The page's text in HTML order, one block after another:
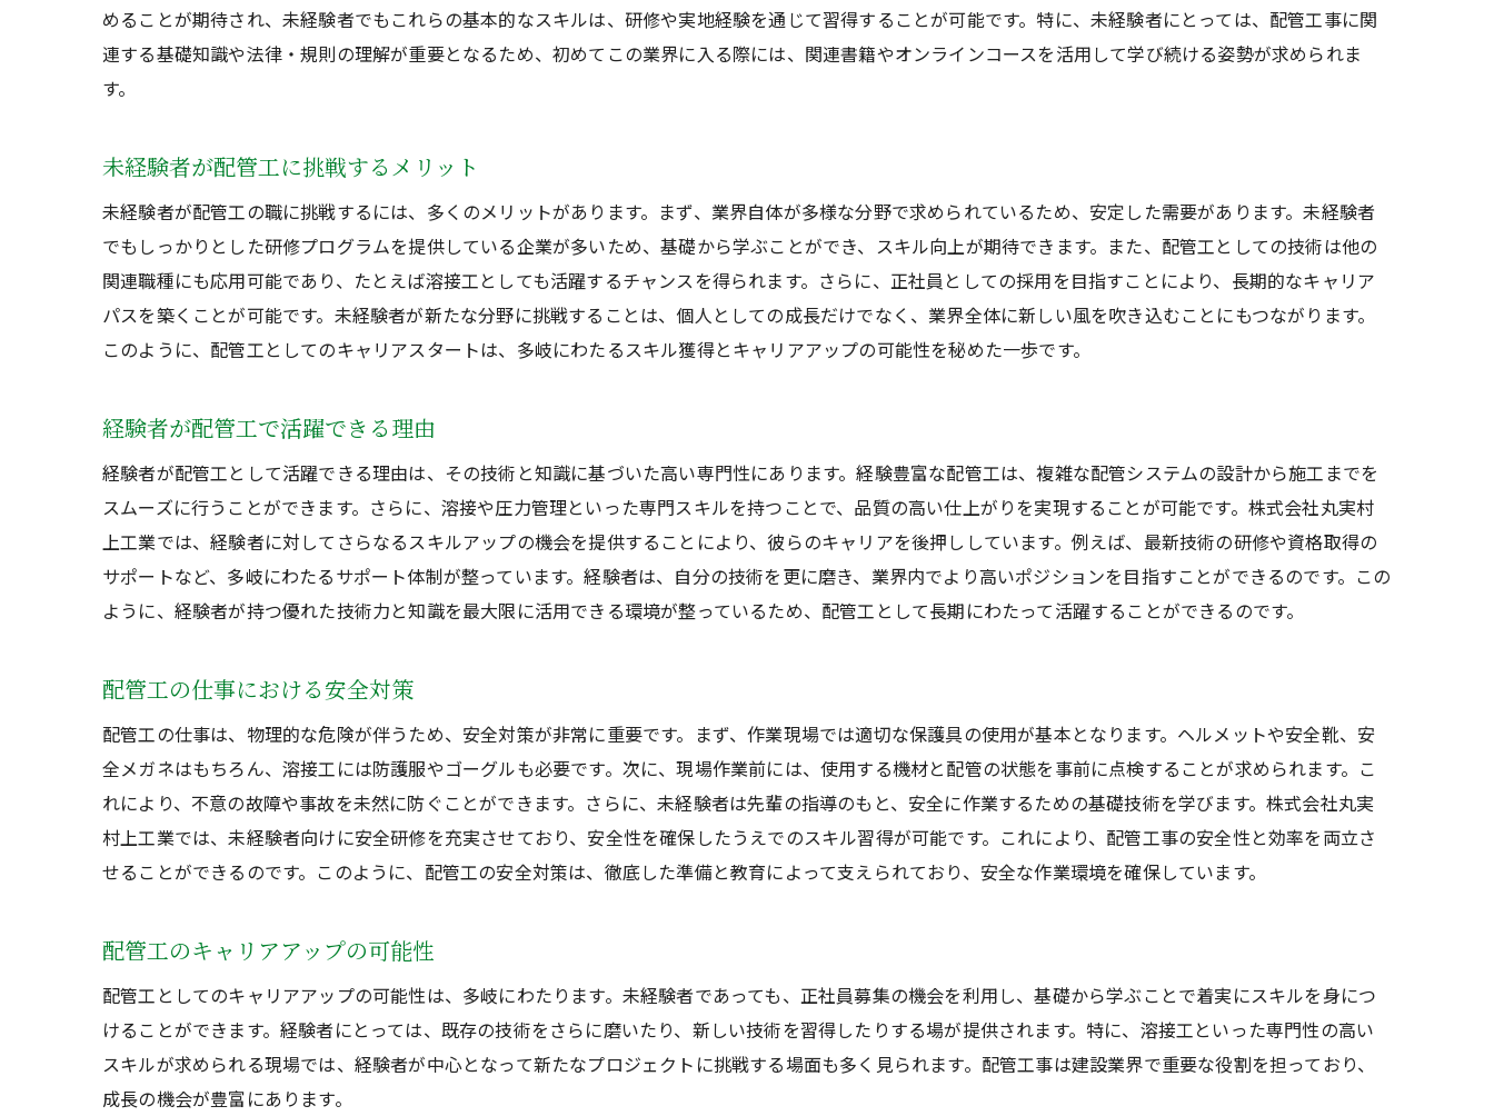
丸実村上工業でのキャリアパスを描く
未経験者歓迎！配管工のお仕事の魅力とは？
配管工としての成長の機会
配管工の仕事に必要な心構え
未経験者が配管工で成功するためのヒント
経験者のスキルを活かせる職場環境をご紹介
経験者が求める職場の特徴
経験者に適したチャレンジと役割
スキルアップをサポートする環境
経験者が丸実村上工業を選ぶ理由
研修制度が充実した配管工のキャリアパス
研修を通じて得られるスキルと知識
配管工としての成長を促すサポート
継続的な学びとキャリア形成
未経験からプロへ！配管工のスキルを一から学ぶ
基礎から応用までの学びのプロセス
未経験者がスキルを身につける方法
プロとしての自信を養うステージ
めることが期待され、未経験者でもこれらの基本的なスキルは、研修や実地経験を通じて習得することが可能です。特に、未経験者にとっては、配管工事に関
連する基礎知識や法律・規則の理解が重要となるため、初めてこの業界に入る際には、関連書籍やオンラインコースを活用して学び続ける姿勢が求められま
す。
未経験者が配管工に挑戦するメリット
未経験者が配管工の職に挑戦するには、多くのメリットがあります。まず、業界自体が多様な分野で求められているため、安定した需要があります。未経験者
でもしっかりとした研修プログラムを提供している企業が多いため、基礎から学ぶことができ、スキル向上が期待できます。また、配管工としての技術は他の
関連職種にも応用可能であり、たとえば溶接工としても活躍するチャンスを得られます。さらに、正社員としての採用を目指すことにより、長期的なキャリア
パスを築くことが可能です。未経験者が新たな分野に挑戦することは、個人としての成長だけでなく、業界全体に新しい風を吹き込むことにもつながります。
このように、配管工としてのキャリアスタートは、多岐にわたるスキル獲得とキャリアアップの可能性を秘めた一歩です。
経験者が配管工で活躍できる理由
経験者が配管工として活躍できる理由は、その技術と知識に基づいた高い専門性にあります。経験豊富な配管工は、複雑な配管システムの設計から施工までを
スムーズに行うことができます。さらに、溶接や圧力管理といった専門スキルを持つことで、品質の高い仕上がりを実現することが可能です。株式会社丸実村
上工業では、経験者に対してさらなるスキルアップの機会を提供することにより、彼らのキャリアを後押ししています。例えば、最新技術の研修や資格取得の
サポートなど、多岐にわたるサポート体制が整っています。経験者は、自分の技術を更に磨き、業界内でより高いポジションを目指すことができるのです。この
ように、経験者が持つ優れた技術力と知識を最大限に活用できる環境が整っているため、配管工として長期にわたって活躍することができるのです。
配管工の仕事における安全対策
配管工の仕事は、物理的な危険が伴うため、安全対策が非常に重要です。まず、作業現場では適切な保護具の使用が基本となります。ヘルメットや安全靴、安
全メガネはもちろん、溶接工には防護服やゴーグルも必要です。次に、現場作業前には、使用する機材と配管の状態を事前に点検することが求められます。こ
れにより、不意の故障や事故を未然に防ぐことができます。さらに、未経験者は先輩の指導のもと、安全に作業するための基礎技術を学びます。株式会社丸実
村上工業では、未経験者向けに安全研修を充実させており、安全性を確保したうえでのスキル習得が可能です。これにより、配管工事の安全性と効率を両立さ
せることができるのです。このように、配管工の安全対策は、徹底した準備と教育によって支えられており、安全な作業環境を確保しています。
配管工のキャリアアップの可能性
配管工としてのキャリアアップの可能性は、多岐にわたります。未経験者であっても、正社員募集の機会を利用し、基礎から学ぶことで着実にスキルを身につ
けることができます。経験者にとっては、既存の技術をさらに磨いたり、新しい技術を習得したりする場が提供されます。特に、溶接工といった専門性の高い
スキルが求められる現場では、経験者が中心となって新たなプロジェクトに挑戦する場面も多く見られます。配管工事は建設業界で重要な役割を担っており、
成長の機会が豊富にあります。